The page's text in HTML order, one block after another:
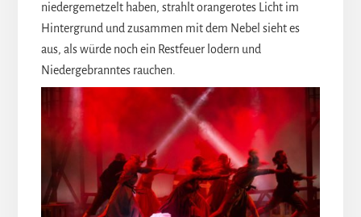
niedergemetzelt haben, strahlt orangerotes Licht im
Hintergrund und zusammen mit dem Nebel sieht es
aus, als würde noch ein Restfeuer lodern und
Niedergebranntes rauchen.